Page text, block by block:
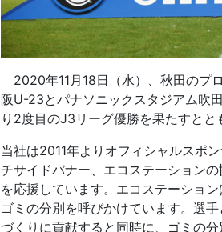
2020年11月18日（水）、秋田のプ
阪U-23とパナソニックスタジアム吹
り2度目のJ3リーグ優勝を果たすと
当社は2011年よりオフィシャルスポ
チサイドバナー、エコステーション
を応援しています。エコステーショ
ゴミの分別を呼びかけています。選
づくりに貢献すると同時に、ゴミの